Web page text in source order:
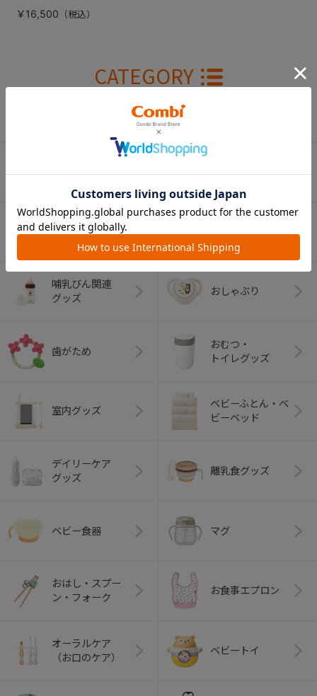
￥16,500
CATEGORY
ベビーカー チャイルドシート
ベビーラック＆
哺乳びん関連
グッズ
おしゃぶり
歯がため
おむつ・
トイレグッズ
室内グッズ
ベビーふとん・ベ
ビーベッド
デイリーケア
グッズ
離乳食グッズ
ベビー食器 マグ
おはし・スプー
ン・フォーク
お食事エプロン
オーラルケア
（お口のケア）
ベビートイ